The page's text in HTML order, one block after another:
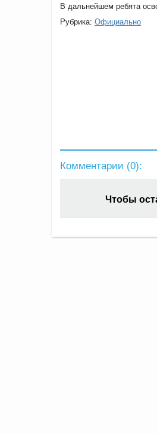
В дальнейшем ребята
Рубрика: Официально
Комментарии (0):
Чтобы